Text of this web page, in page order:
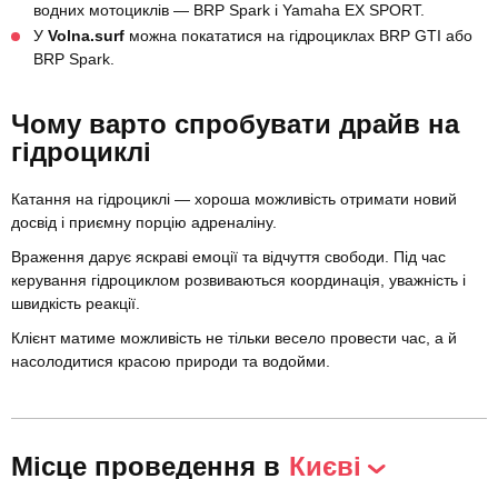
водних мотоциклів — BRP Spark і Yamaha EX SPORT.
У Volna.surf можна покататися на гідроциклах BRP GTI або
BRP Spark.
Чому варто спробувати драйв на
гідроциклі
Катання на гідроциклі — хороша можливість отримати новий
досвід і приємну порцію адреналіну.
Враження дарує яскраві емоції та відчуття свободи. Під час
керування гідроциклом розвиваються координація, уважність і
швидкість реакції.
Клієнт матиме можливість не тільки весело провести час, а й
насолодитися красою природи та водойми.
Місце проведення в Києві